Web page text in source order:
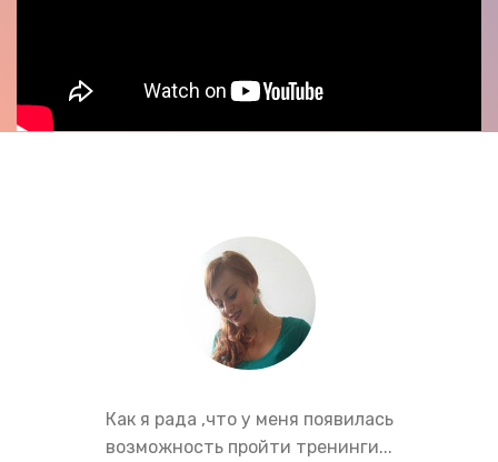
Как я рада ,что у меня появилась
возможность пройти тренинги...